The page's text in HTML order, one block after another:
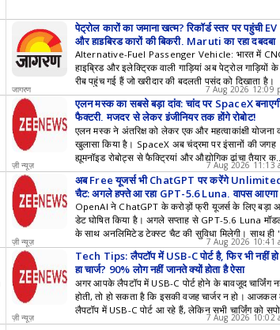
पेट्रोल कारों का जमाना खत्म? रिकॉर्ड स्तर पर पहुंची EV
और हाइब्रिड कारों की बिक्री, Maruti का रहा दबदबा
Alternative-Fuel Passenger Vehicle: भारत में
हाइब्रिड और इलेक्ट्रिक वाली गाड़ियां अब पेट्रोल गाड़ियों
रीब पहुंच गई हैं जो खरीदार की बदलती पसंद को दिखाता है।
जागरण 7 Aug 2026 12:09
एलन मस्क का सबसे बड़ा दांव: चांद पर SpaceX
फैक्ट्री, मजदूर से लेकर इंजीनियर तक होंगे रोबोट!
एलन मस्क ने अंतरिक्ष को लेकर एक और महत्वाकांक्षी योजना
खुलासा किया है। SpaceX अब चंद्रमा पर इंसानों की जगह
ह्यूमनॉइड रोबोट्स से फैक्ट्रियां और औद्योगिक ढांचा तैयार क
राना चाहता है।
ज़ी न्यूज़ 7 Aug 2026 11:13
अब Free यूजर्स भी ChatGPT पर करेंगे
चैट: अगले हफ्ते आ रहा GPT-5.6 Luna, वापस
hink बटन
OpenAI ने ChatGPT के करोड़ों फ्री यूजर्स के लिए बड़ा
डेट घोषित किया है। अगले सप्ताह से GPT-5.6 Luna
के साथ अनलिमिटेड टेक्स्ट चैट की सुविधा मिलेगी। साथ ही
hink' बटन की वापसी होगी, जो जटिल सवालों के बेहतर
देने में मदद करेगा।
ज़ी न्यूज़ 7 Aug 2026 10:41
Tech Tips: लैपटॉप में USB-C पोर्ट है, फिर भी नहीं
हा चार्ज? 90% लोग नहीं जानते क्यों होता है ऐसा
अगर आपके लैपटॉप में USB-C पोर्ट होने के बावजूद चार्जिंग
होती, तो हो सकता है कि इसकी वजह चार्जर न हो।
लैपटॉप में USB-C पोर्ट आ रहे हैं, लेकिन सभी चार्जिंग को सपोर्ट
नहीं करते।
ज़ी न्यूज़ 7 Aug 2026 10:02